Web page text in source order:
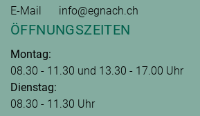
E-Mail
info@egnach.ch
ÖFFNUNGSZEITEN
Montag:
08.30 - 11.30 und 13.30 - 17.00 Uhr
Dienstag:
08.30 - 11.30 Uhr